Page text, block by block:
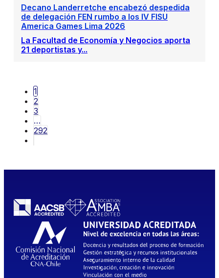
Decano Landerretche encabezó despedida
de delegación FEN rumbo a los IV FISU
America Games Lima 2026
La Facultad de Economía y Negocios aporta
21 deportistas y...
1
2
3
…
292